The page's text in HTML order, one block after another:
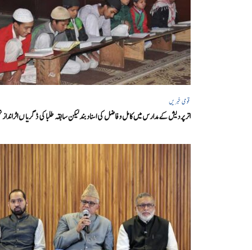
قومی خبریں
اتر پردیش کےمدارس میں کامل و فاضل کی اسناد بند لیکن سابقہ طلبا کی ڈگریا ں